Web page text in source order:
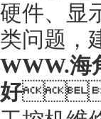
硬件
类问题
WWW.海
好